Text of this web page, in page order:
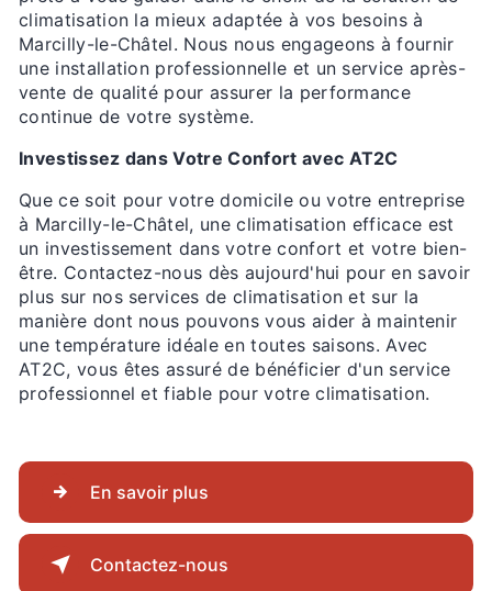
climatisation la mieux adaptée à vos besoins à
Marcilly-le-Châtel. Nous nous engageons à fournir
une installation professionnelle et un service après-
vente de qualité pour assurer la performance
continue de votre système.
Investissez dans Votre Confort avec AT2C
Que ce soit pour votre domicile ou votre entreprise
à Marcilly-le-Châtel, une climatisation efficace est
un investissement dans votre confort et votre bien-
être. Contactez-nous dès aujourd'hui pour en savoir
plus sur nos services de climatisation et sur la
manière dont nous pouvons vous aider à maintenir
une température idéale en toutes saisons. Avec
AT2C, vous êtes assuré de bénéficier d'un service
professionnel et fiable pour votre climatisation.
En savoir plus
Contactez-nous